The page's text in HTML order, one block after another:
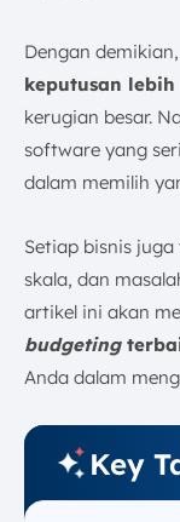
2. Fokus
3. Evaluasi
4.
5.
Teknis
FAQ:
Dengan demikian,
keputusan
kerugian besar.
software yang
dalam memilih
Setiap bisnis
skala, dan
artikel ini akan
budgeting
Anda dalam
Key